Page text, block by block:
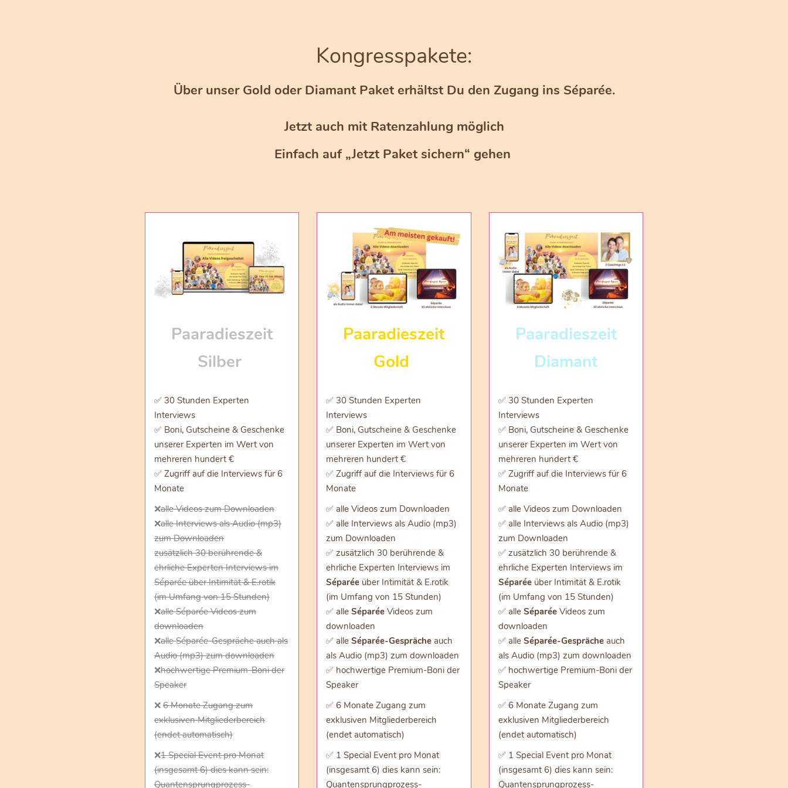
Kongresspakete:
Über unser Gold oder Diamant Paket erhältst Du den Zugang ins Séparée.
Jetzt auch mit Ratenzahlung möglich
Einfach auf „Jetzt Paket sichern“ gehen
Paaradieszeit
Silber
✅ 30 Stunden Experten
Interviews
✅ Boni, Gutscheine & Geschenke
unserer Experten im Wert von
mehreren hundert €
✅ Zugriff auf die Interviews für 6
Monate
❌alle Videos zum Downloaden
❌alle Interviews als Audio (mp3)
zum Downloaden
zusätzlich 30 berührende &
ehrliche Experten Interviews im
Séparée über Intimität & E.rotik
(im Umfang von 15 Stunden)
❌alle Séparée Videos zum
downloaden
❌alle Séparée-Gespräche auch als
Audio (mp3) zum downloaden
❌hochwertige Premium-Boni der
Speaker
❌ 6 Monate Zugang zum
exklusiven Mitgliederbereich
(endet automatisch)
❌1 Special Event pro Monat
(insgesamt 6) dies kann sein:
Quantensprungprozess-
Paaradieszeit
Gold
✅ 30 Stunden Experten
Interviews
✅ Boni, Gutscheine & Geschenke
unserer Experten im Wert von
mehreren hundert €
✅ Zugriff auf die Interviews für 6
Monate
✅ alle Videos zum Downloaden
✅ alle Interviews als Audio (mp3)
zum Downloaden
✅ zusätzlich 30 berührende &
ehrliche Experten Interviews im
Séparée über Intimität & E.rotik
(im Umfang von 15 Stunden)
✅ alleSéparée Videos zum
downloaden
✅ alle Séparée-Gespräche auch
als Audio (mp3) zum downloaden
✅ hochwertige Premium-Boni der
Speaker
✅ 6 Monate Zugang zum
exklusiven Mitgliederbereich
(endet automatisch)
✅ 1 Special Event pro Monat
(insgesamt 6) dies kann sein:
Quantensprungprozess-
Paaradieszeit
Diamant
✅ 30 Stunden Experten
Interviews
✅ Boni, Gutscheine & Geschenke
unserer Experten im Wert von
mehreren hundert €
✅ Zugriff auf die Interviews für 6
Monate
✅ alle Videos zum Downloaden
✅ alle Interviews als Audio (mp3)
zum Downloaden
✅ zusätzlich 30 berührende &
ehrliche Experten Interviews im
Séparéeüber Intimität & E.rotik
(im Umfang von 15 Stunden)
✅ alle SéparéeVideos zum
downloaden
✅ alleSéparée-Gesprächeauch
als Audio (mp3) zum downloaden
✅ hochwertige Premium-Boni der
Speaker
✅ 6 Monate Zugang zum
exklusiven Mitgliederbereich
(endet automatisch)
✅ 1 Special Event pro Monat
(insgesamt 6) dies kann sein:
Quantensprungprozess-